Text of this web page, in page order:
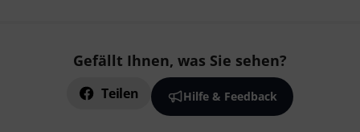
Gefällt Ihnen, was Sie sehen?
Teilen Hilfe & Feedback